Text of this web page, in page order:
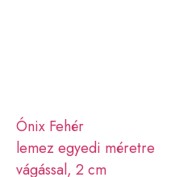
Ónix Fehér
lemez egyedi méretre
vágással, 2 cm